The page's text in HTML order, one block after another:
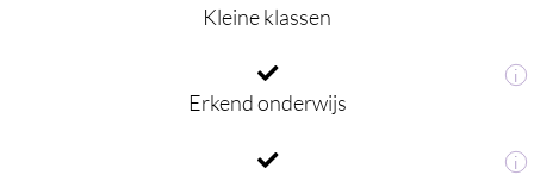
Kleine klassen
i
Erkend onderwijs
i